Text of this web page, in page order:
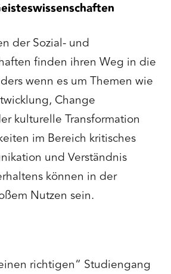
der Sozial- und
finden ihren Weg in die
wenn es um Themen wie
Change
kulturelle Transformation
im Bereich kritisches
und Verständnis
können in der
Nutzen sein.
richtigen“ Studiengang